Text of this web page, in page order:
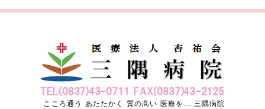
こころ通う あたたかく 質の高い 医療を… 三隅病院